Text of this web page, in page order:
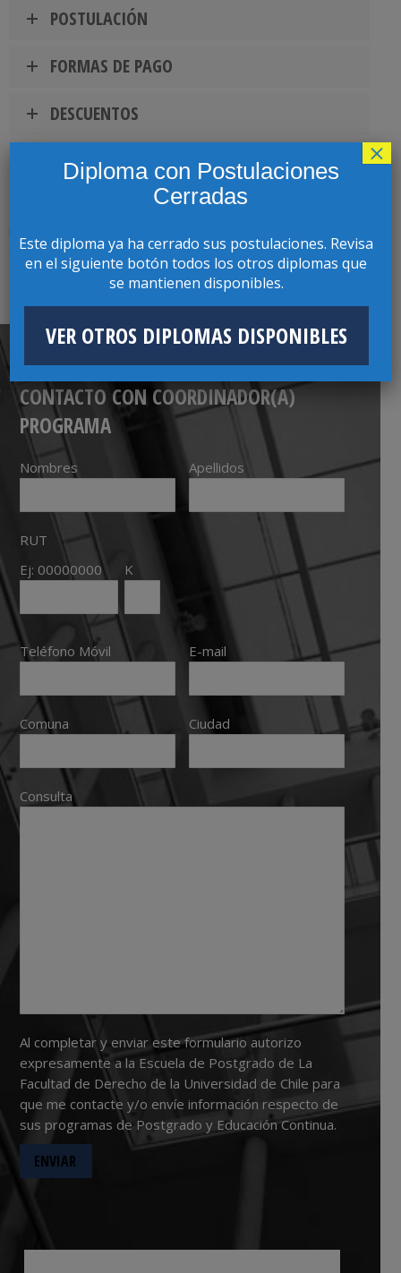
POSTULACIÓN
FORMAS DE PAGO
DESCUENTOS
El Programa se reserva el derecho de suspender la
alumnos requeridos.
CONTACTO CON COORDINADOR(A)
PROGRAMA
Nombres Apellidos
RUT
Ej: 00000000
K
Teléfono Móvil E-mail
Comuna Ciudad
Consulta
Al completar y enviar este formulario autorizo
expresamente a la Escuela de Postgrado de La
Facultad de Derecho de la Universidad de Chile para
que me contacte y/o envíe información respecto de
sus programas de Postgrado y Educación Continua.
Diploma con Postulaciones
Cerradas
Este diploma ya ha cerrado sus postulaciones. Revisa
en el siguiente botón todos los otros diplomas que
se mantienen disponibles.
VER OTROS DIPLOMAS DISPONIBLES
×